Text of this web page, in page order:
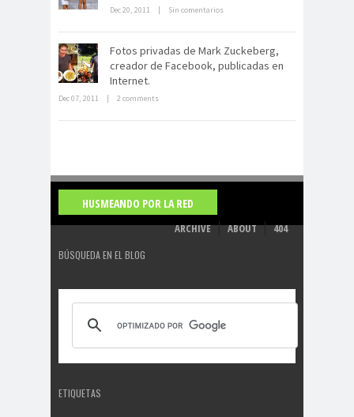
La derrota británica en Cartagena
Dec 20, 2011 | Sin comentarios
Fotos privadas de Mark Zuckeberg,
creador de Facebook, publicadas en
Internet.
Dec 07, 2011 | 2 comments
HUSMEANDO POR LA RED
ARCHIVE ABOUT 404
BÚSQUEDA EN EL BLOG
ETIQUETAS